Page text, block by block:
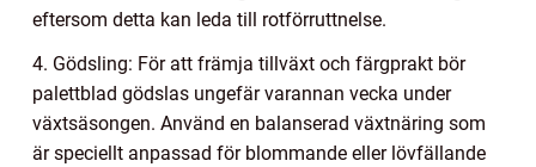
eftersom detta kan leda till rotförruttnelse.
4. Gödsling: För att främja tillväxt och färgprakt bör
palettblad gödslas ungefär varannan vecka under
växtsäsongen. Använd en balanserad växtnäring som
är speciellt anpassad för blommande eller lövfällande